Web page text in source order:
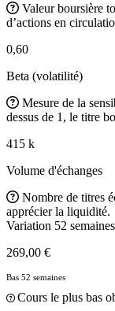
Valeur boursière
d’actions en
0,60
Beta (volatilité)
Mesure de la
dessus de 1, le titre
415 k
Volume d'échanges
Nombre de titres
apprécier la liquidité.
Variation 52 semaines
269,00 €
Bas 52 semaines
Cours le plus bas